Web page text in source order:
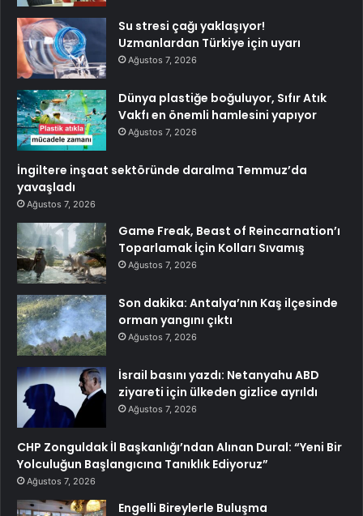
Su stresi çağı yaklaşıyor!
Uzmanlardan Türkiye için uyarı
Ağustos 7, 2026
Dünya plastiğe boğuluyor, Sıfır Atık
Vakfı en önemli hamlesini yapıyor
Ağustos 7, 2026
İngiltere inşaat sektöründe daralma Temmuz’da
yavaşladı
Ağustos 7, 2026
Game Freak, Beast of Reincarnation’ı
Toparlamak İçin Kolları Sıvamış
Ağustos 7, 2026
Son dakika: Antalya’nın Kaş ilçesinde
orman yangını çıktı
Ağustos 7, 2026
İsrail basını yazdı: Netanyahu ABD
ziyareti için ülkeden gizlice ayrıldı
Ağustos 7, 2026
CHP Zonguldak İl Başkanlığı’ndan Alınan Dural: “Yeni Bir
Yolculuğun Başlangıcına Tanıklık Ediyoruz”
Ağustos 7, 2026
Engelli Bireylerle Buluşma